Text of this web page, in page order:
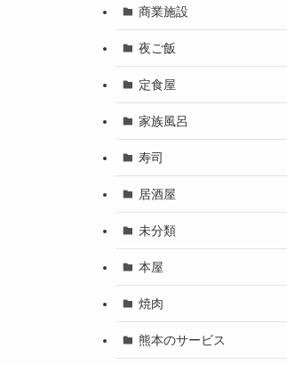
商業施設
夜ご飯
定食屋
家族風呂
寿司
居酒屋
未分類
本屋
焼肉
熊本のサービス